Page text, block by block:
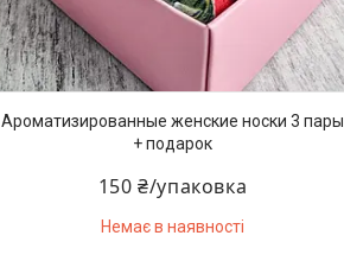
Ароматизированные женские носки 3 пары
+ подарок
150 ₴/упаковка
Немає в наявності